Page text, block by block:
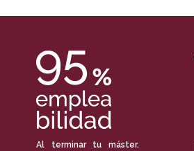
Al terminar tu máster.